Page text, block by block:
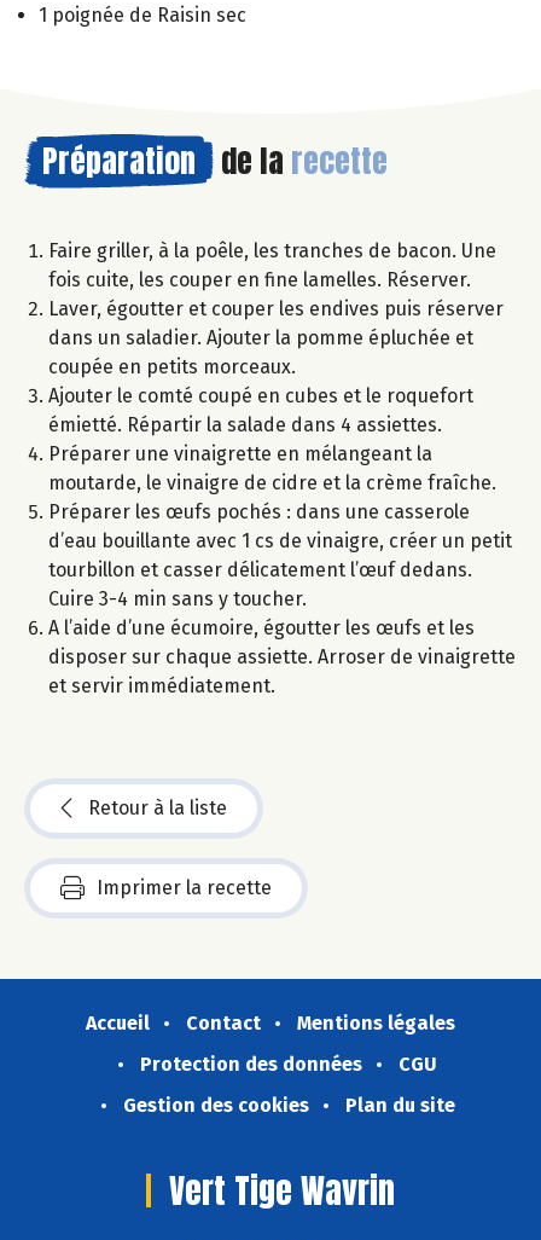
1 poignée de Raisin sec
Préparation de la recette
Faire griller, à la poêle, les tranches de bacon. Une
fois cuite, les couper en fine lamelles. Réserver.
Laver, égoutter et couper les endives puis réserver
dans un saladier. Ajouter la pomme épluchée et
coupée en petits morceaux.
Ajouter le comté coupé en cubes et le roquefort
émietté. Répartir la salade dans 4 assiettes.
Préparer une vinaigrette en mélangeant la
moutarde, le vinaigre de cidre et la crème fraîche.
Préparer les œufs pochés : dans une casserole
d’eau bouillante avec 1 cs de vinaigre, créer un petit
tourbillon et casser délicatement l’œuf dedans.
Cuire 3-4 min sans y toucher.
A l’aide d’une écumoire, égoutter les œufs et les
disposer sur chaque assiette. Arroser de vinaigrette
et servir immédiatement.
Retour à la liste
Imprimer la recette
Accueil Contact
Mentions légales
Protection des données
CGU
Gestion des cookies
Plan du site
Vert Tige Wavrin